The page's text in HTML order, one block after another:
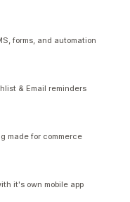
forms, and automation
& Email reminders
made for commerce
it's own mobile app